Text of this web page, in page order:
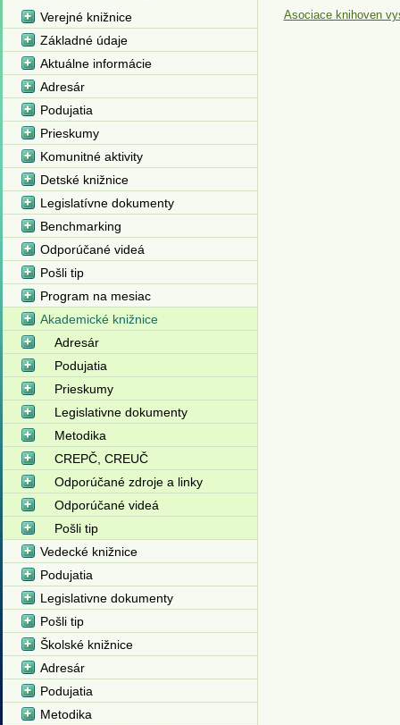
Asociace knihoven
Verejné knižnice
Základné údaje
Aktuálne informácie
Adresár
Podujatia
Prieskumy
Komunitné aktivity
Detské knižnice
Legislatívne dokumenty
Benchmarking
Odporúčané videá
Pošli tip
Program na mesiac
Akademické knižnice
Adresár
Podujatia
Prieskumy
Legislativne dokumenty
Metodika
CREPČ, CREUČ
Odporúčané zdroje a linky
Odporúčané videá
Pošli tip
Vedecké knižnice
Podujatia
Legislativne dokumenty
Pošli tip
Školské knižnice
Adresár
Podujatia
Metodika